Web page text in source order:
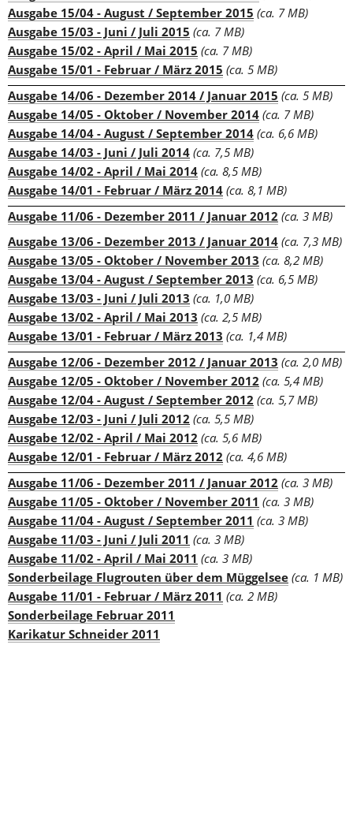
Ausgabe 15/04 - August / September 2015 (ca. 7 MB)
Ausgabe 15/03 - Juni / Juli 2015 (ca. 7 MB)
Ausgabe 15/02 - April / Mai 2015 (ca. 7 MB)
Ausgabe 15/01 - Februar / März 2015 (ca. 5 MB)
Ausgabe 14/06 - Dezember 2014 / Januar 2015 (ca. 5 MB)
Ausgabe 14/05 - Oktober / November 2014 (ca. 7 MB)
Ausgabe 14/04 - August / September 2014 (ca. 6,6 MB)
Ausgabe 14/03 - Juni / Juli 2014 (ca. 7,5 MB)
Ausgabe 14/02 - April / Mai 2014 (ca. 8,5 MB)
Ausgabe 14/01 - Februar / März 2014 (ca. 8,1 MB)
Ausgabe 11/06 - Dezember 2011 / Januar 2012 (ca. 3 MB)
Ausgabe 13/06 - Dezember 2013 / Januar 2014 (ca. 7,3 MB)
Ausgabe 13/05 - Oktober / November 2013 (ca. 8,2 MB)
Ausgabe 13/04 - August / September 2013 (ca. 6,5 MB)
Ausgabe 13/03 - Juni / Juli 2013 (ca. 1,0 MB)
Ausgabe 13/02 - April / Mai 2013 (ca. 2,5 MB)
Ausgabe 13/01 - Februar / März 2013 (ca. 1,4 MB)
Ausgabe 12/06 - Dezember 2012 / Januar 2013 (ca. 2,0 MB)
Ausgabe 12/05 - Oktober / November 2012 (ca. 5,4 MB)
Ausgabe 12/04 - August / September 2012 (ca. 5,7 MB)
Ausgabe 12/03 - Juni / Juli 2012 (ca. 5,5 MB)
Ausgabe 12/02 - April / Mai 2012 (ca. 5,6 MB)
Ausgabe 12/01 - Februar / März 2012 (ca. 4,6 MB)
Ausgabe 11/06 - Dezember 2011 / Januar 2012 (ca. 3 MB)
Ausgabe 11/05 - Oktober / November 2011 (ca. 3 MB)
Ausgabe 11/04 - August / September 2011 (ca. 3 MB)
Ausgabe 11/03 - Juni / Juli 2011 (ca. 3 MB)
Ausgabe 11/02 - April / Mai 2011 (ca. 3 MB)
Sonderbeilage Flugrouten über dem Müggelsee (ca. 1 MB)
Ausgabe 11/01 - Februar / März 2011 (ca. 2 MB)
Sonderbeilage Februar 2011
Karikatur Schneider 2011